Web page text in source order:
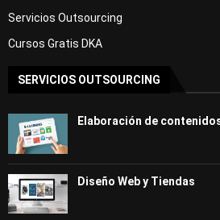
Servicios Outsourcing
Cursos Gratis DKA
SERVICIOS OUTSOURCING
Elaboración de
Diseño Web y Tiendas